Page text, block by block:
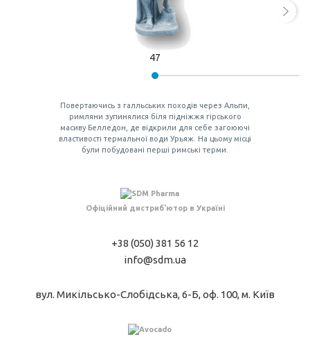
47
Повертаючись з галльських походів через Альпи,
римляни зупинялися біля підніжжя гірського
масиву Белледон, де відкрили для себе загоюючі
властивості термальної води Урьяж. На цьому місці
були побудовані перші римські терми.
Офіційний дистриб'ютор в Україні
+38 (050) 381 56 12
info@sdm.ua
вул. Микільсько-Слобідська, 6-Б, оф. 100, м. Київ